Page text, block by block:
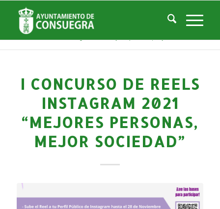
Noticias
Usted está aquí: Inicio / Noticias
Servicios Sociales
Centro de la Mujer / Actividades Centro Mujer
I CONCURSO DE REELS
INSTAGRAM 2021
“MEJORES PERSONAS,
MEJOR SOCIEDAD”